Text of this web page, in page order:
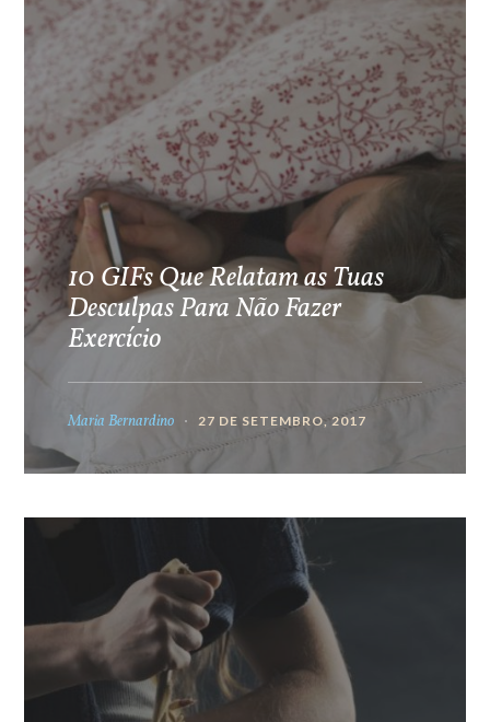
10 GIFs Que Relatam as Tuas
Desculpas Para Não Fazer
Exercício
Maria Bernardino 27 DE SETEMBRO, 2017